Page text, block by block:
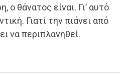
ο θάνατος είναι. Γι’ αυτό
Γιατί την πιάνει από
να περιπλανηθεί.